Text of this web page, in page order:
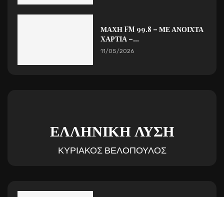
ΜΑΧΗ FM 99.8 – ΜΕ ΑΝΟΙΧΤΑ
ΧΑΡΤΙΑ –...
11/05/2026
ΕΛΛΗΝΙΚΗ ΛΥΣΗ
ΚΥΡΙΑΚΟΣ ΒΕΛΟΠΟΥΛΟΣ